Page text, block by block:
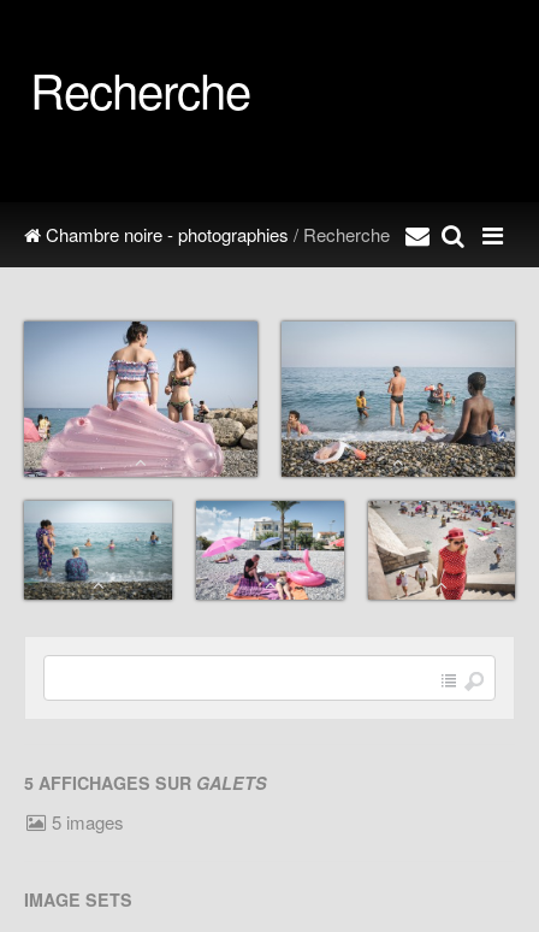
Recherche
Chambre noire - photographies / Recherche
5 AFFICHAGES SUR GALETS
5 images
IMAGE SETS